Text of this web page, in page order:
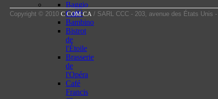
Baggio
Caffé
Bambino
Bistrot
de
l'Étoile
Brasserie
de
l'Opéra
Café
Francis
Copyright © 2010 C COM CA / SARL CCC - 203, avenue des États Unis